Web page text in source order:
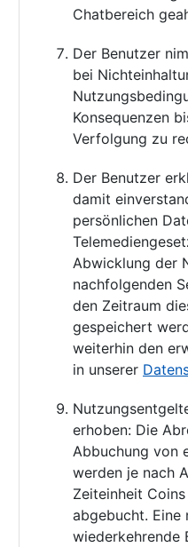
Chatbereich
Der Benutzer
bei
Konsequenzen
Verfolgung zu
Der Benutzer
damit
persönlichen
Abwicklung der
nachfolgenden
den Zeitraum
gespeichert
weiterhin den
in unserer
erhoben: Die
Abbuchung von
werden je nach
Zeiteinheit
abgebucht. Eine
wiederkehrende